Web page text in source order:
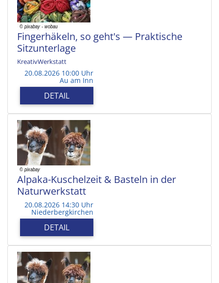
Fingerhäkeln, so geht's — Praktische
Sitzunterlage
KreativWerkstatt
20.08.2026 10:00 Uhr
Au am Inn
DETAIL
Alpaka-Kuschelzeit & Basteln in der
Naturwerkstatt
20.08.2026 14:30 Uhr
Niederbergkirchen
DETAIL